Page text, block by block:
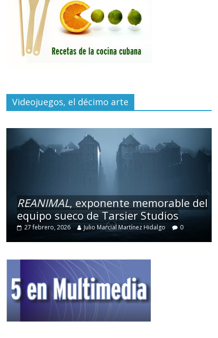
Videojuegos, el décimo arte
REANIMAL, exponente memorable del
equipo sueco de Tarsier Studios
27 febrero, 2026 Julio Marcial Martínez Hidalgo 0